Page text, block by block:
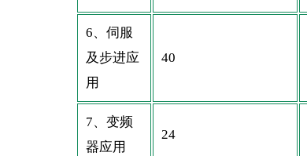
6、伺服
及步进应
用
40
7、变频
器应用
24